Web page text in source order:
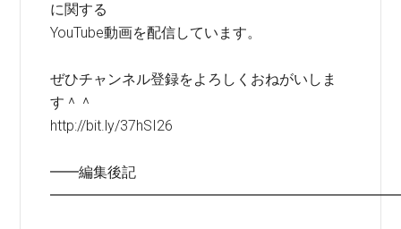
に関する
YouTube動画を配信しています。
ぜひチャンネル登録をよろしくおねがいしま
す＾＾
http://bit.ly/37hSI26
━━編集後記